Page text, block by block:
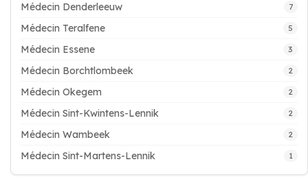
Médecin Denderleeuw 7
Médecin Teralfene 5
Médecin Essene 3
Médecin Borchtlombeek 2
Médecin Okegem 2
Médecin Sint-Kwintens-Lennik 2
Médecin Wambeek 2
Médecin Sint-Martens-Lennik 1